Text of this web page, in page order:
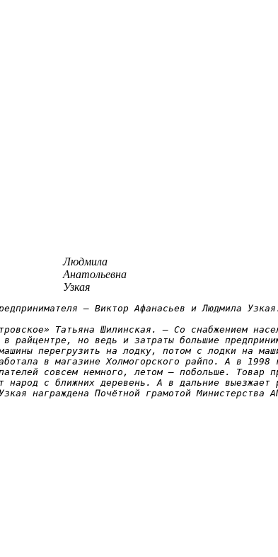
Людмила
Анатольевна
Узкая
– Виктор Афанасьев и Людмила
Татьяна Шилинская. – Со снабжением
но ведь и затраты большие
перегрузить на лодку, потом с лодки на
в магазине Холмогорского райпо. А в 1998
совсем немного, летом – побольше. Товар
с ближних деревень. А в дальние выезжает
награждена Почётной грамотой Министерства